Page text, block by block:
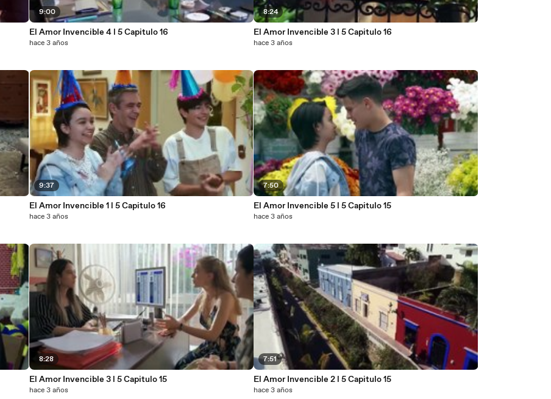
9:00
El Amor Invencible 4 l 5 Capitulo 16
hace 3 años
9:37
El Amor Invencible 1 l 5 Capitulo 16
hace 3 años
8:28
El Amor Invencible 3 l 5 Capitulo 15
hace 3 años
8:24
El Amor Invencible 3 l 5 Capitulo 16
hace 3 años
7:50
El Amor Invencible 5 l 5 Capitulo 15
hace 3 años
7:51
El Amor Invencible 2 l 5 Capitulo 15
hace 3 años